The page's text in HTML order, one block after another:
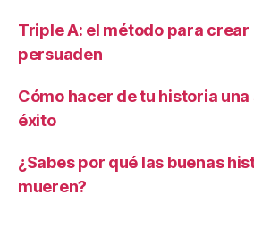
Triple A: el método para
persuaden
Cómo hacer de tu historia
éxito
¿Sabes por qué las buenas
mueren?